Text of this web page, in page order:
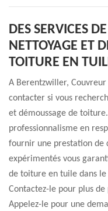
DES SERVICES
NETTOYAGE ET
TOITURE EN
A Berentzwiller,
contacter si vous
et démoussage de
professionnalisme en
fournir une prestation de
expérimentés vous
de toiture en tuile dans le
Contactez-le pour plus
Appelez-le pour une